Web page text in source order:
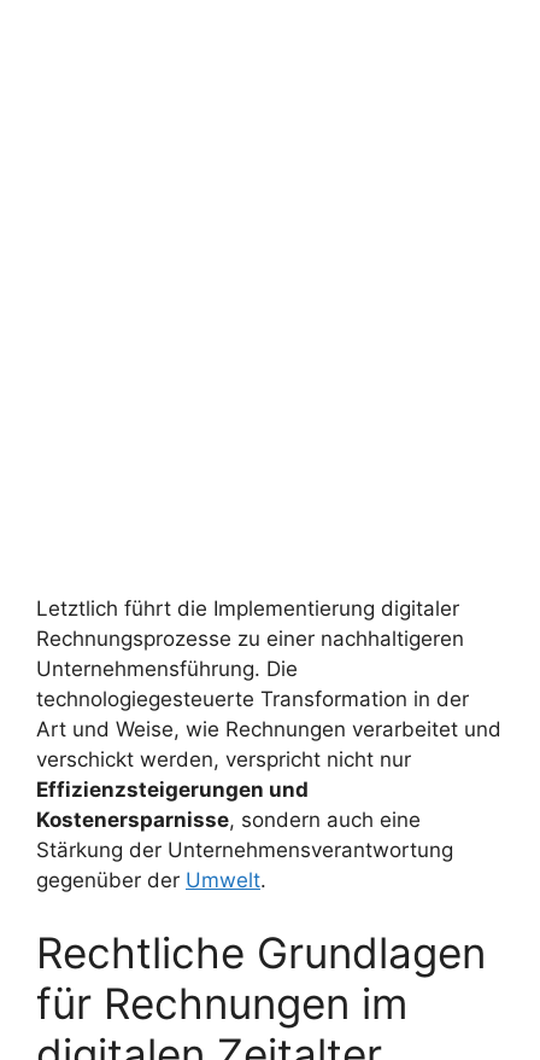
Letztlich führt die Implementierung digitaler
Rechnungsprozesse zu einer nachhaltigeren
Unternehmensführung. Die
technologiegesteuerte Transformation in der
Art und Weise, wie Rechnungen verarbeitet und
verschickt werden, verspricht nicht nur
Effizienzsteigerungen und
Kostenersparnisse, sondern auch eine
Stärkung der Unternehmensverantwortung
gegenüber der Umwelt.
Rechtliche Grundlagen
für Rechnungen im